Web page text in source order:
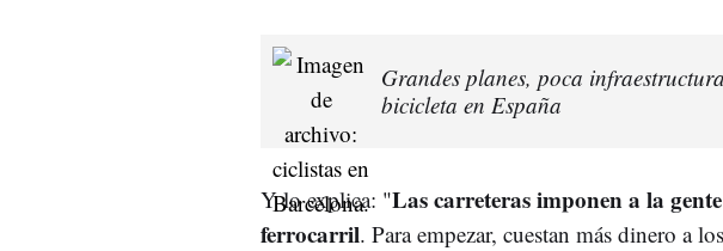
Grandes planes, poca
bicicleta en España
Y lo explica: "Las carreteras imponen a la
ferrocarril. Para empezar, cuestan más dinero a